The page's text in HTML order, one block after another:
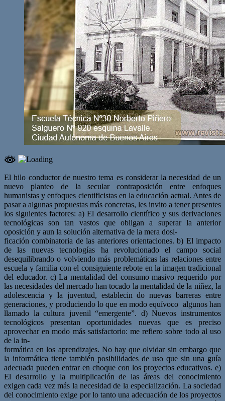
El hilo conductor de nuestro tema es considerar la necesidad de un
nuevo planteo de lasecular contraposición entre enfoques
humanistas y enfoques cientificistas en la educación actual. Antes de
pasar a algunas propuestas más concretas, les invito a tener presentes
los siguientes factores:a) El desarrollo científico y sus derivaciones
tecnológicas son tan vastos que obligan a superar la anterior
oposición y aun la solución alternativa de la mera dosi-
ficación combinatoria de las anteriores orientaciones.b) El impacto
de las nuevas tecnologías ha revolucionado el campo social
desequilibrando o volviendo más problemáticas las relaciones entre
escuela y familia con el consiguiente rebote en la imagen tradicional
del educador. c) La mentalidad del consumo masivo requerido por
las necesidades del mercadohan tocado la mentalidad de la niñez, la
adolescencia y la juventud, establecindo nuevas barreras entre
generaciones, y produciendo lo que en modo equívoco algunos han
llamado la cultura juvenil “emergente”. d) Nuevos instrumentos
tecnológicos presentan oportunidades nuevas que es preciso
aprovechar en modo más satisfactorio: me refiero sobre todo al uso
de la in-
formática en los aprendizajes. No hay que olvidar sin embargo que
la informática tiene también posibilidades de uso que sin una guía
adecuada pueden entrar en choque con los proyectos educativos. e)
El desarrollo y la multiplicación de las áreas del conocimiento
exigen cada vezmás la necesidad de la especialización. La sociedad
del conocimiento exige porlo tanto una adecuación de los proyectos